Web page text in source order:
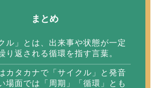
まとめ
ル」とは、出来事や状態が一定
り返される循環を指す言葉。
カタカナで「サイクル」と発音
場面では「周期」「循環」とも